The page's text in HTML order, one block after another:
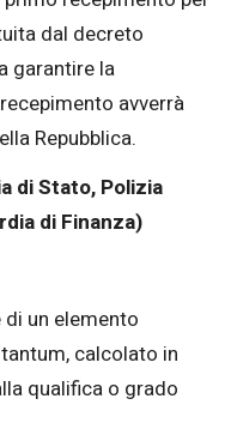
dal decreto
garantire la
avverrà
Repubblica.
di Stato, Polizia
di Finanza)
un elemento
calcolato in
qualifica o grado